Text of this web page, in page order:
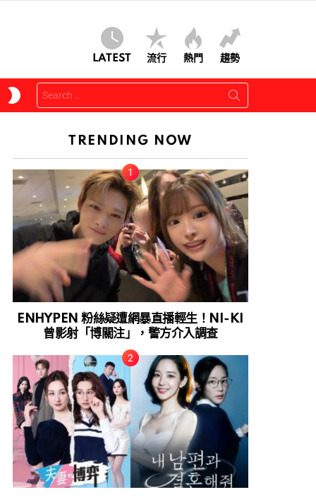
LATEST 流行 熱門 趨勢
SKIN
Search
for:
TRENDING NOW
ENHYPEN 粉絲疑遭網暴直播輕生！NI-KI
曾影射「博關注」，警方介入調查